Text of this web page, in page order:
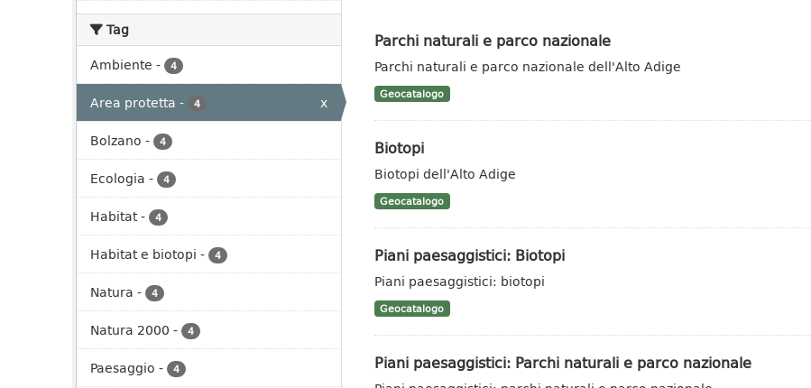
Tag
Ambiente - 4
Area protetta - 4
x
Bolzano - 4
Ecologia - 4
Habitat- 4
Habitat e biotopi - 4
Natura - 4
Natura 2000 - 4
Paesaggio - 4
Parchi naturali e parco nazionale
Parchi naturali e parco nazionale dell'Alto Adige
Geocatalogo
Biotopi
Biotopi dell'Alto Adige
Geocatalogo
Piani paesaggistici: Biotopi
Piani paesaggistici: biotopi
Geocatalogo
Piani paesaggistici: Parchi naturali e parco nazionale